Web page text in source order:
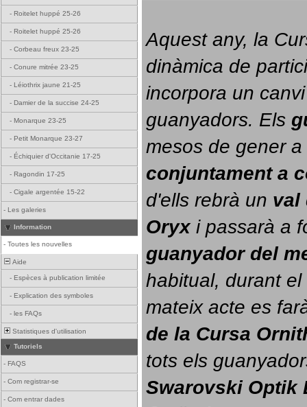
- Roitelet huppé 25-26
- Roitelet huppé 25-26
- Corbeau freux 23-25
- Conure mitrée 23-25
- Léiothrix jaune 21-25
- Damier de la succise 24-25
- Monarque 23-25
- Petit Monarque 23-27
- Échiquier d'Occitanie 17-25
- Ragondin 17-25
- Cigale argentée 15-22
- Les galeries
Information
- Toutes les nouvelles
Aide
- Espèces à publication limitée
- Explication des symboles
- les FAQs
Statistiques d'utilisation
Tutoriels
- FAQS
- Com registrar-se
- Com entrar dades
Aquest any, la
dinàmica de
incorpora un
guanyadors. Els
conjuntament a
d'ells rebrà un val
Oryx i passarà a
guanyador del
habitual, durant el
mateix acte es
de la Cursa
tots els
Swarovski Optik